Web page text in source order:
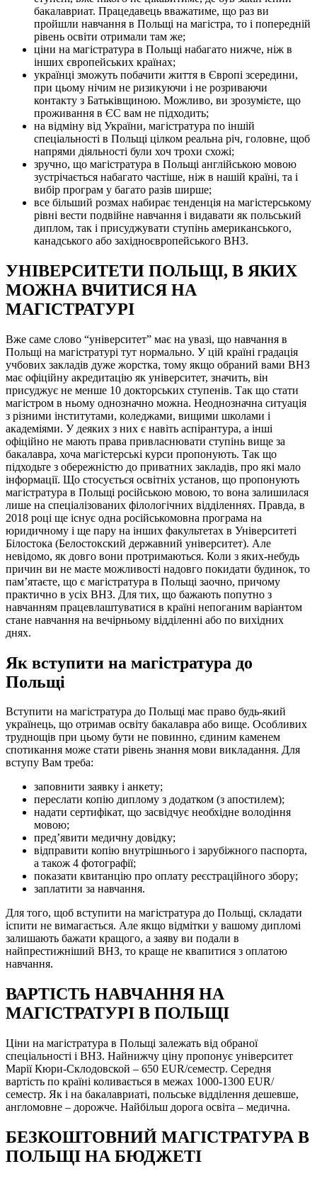
бакалавриат. Працедавець вважатиме, що раз ви
пройшли навчання в Польщі на магістра, то і попередній
рівень освіти отримали там же;
ціни на магістратура в Польщі набагато нижче, ніж в
інших європейських країнах;
українці зможуть побачити життя в Європі зсередини,
при цьому нічим не ризикуючи і не розриваючи
контакту з Батьківщиною. Можливо, ви зрозумієте, що
проживання в ЄС вам не підходить;
на відміну від України, магістратура по іншій
спеціальності в Польщі цілком реальна річ, головне, щоб
напрями діяльності були хоч трохи схожі;
зручно, що магістратура в Польщі англійською мовою
зустрічається набагато частіше, ніж в нашій країні, та і
вибір програм у багато разів ширше;
все більший розмах набирає тенденція на магістерському
рівні вести подвійне навчання і видавати як польський
диплом, так і присуджувати ступінь американського,
канадського або західноєвропейського ВНЗ.
УНІВЕРСИТЕТИ ПОЛЬЩІ, В ЯКИХ
МОЖНА ВЧИТИСЯ НА
МАГІСТРАТУРІ
Вже саме слово “університет” має на увазі, що навчання в
Польщі на магістратурі тут нормально. У цій країні градація
учбових закладів дуже жорстка, тому якщо обраний вами ВНЗ
має офіційну акредитацію як університет, значить, він
присуджує не менше 10 докторських ступенів. Так що стати
магістром в ньому однозначно можна. Неоднозначна ситуація
з різними інститутами, коледжами, вищими школами і
академіями. У деяких з них є навіть аспірантура, а інші
офіційно не мають права привласнювати ступінь вище за
бакалавра, хоча магістерські курси пропонують. Так що
підходьте з обережністю до приватних закладів, про які мало
інформації. Що стосується освітніх установ, що пропонують
магістратура в Польщі російською мовою, то вона залишилася
лише на спеціалізованих філологічних відділеннях. Правда, в
2018 році ще існує одна російськомовна програма на
юридичному і ще пару на інших факультетах в Університеті
Білостока (Белостокский державний університет). Але
невідомо, як довго вони протримаються. Коли з яких-небудь
причин ви не маєте можливості надовго покидати будинок, то
пам’ятаєте, що є магістратура в Польщі заочно, причому
практично в усіх ВНЗ. Для тих, що бажають попутно з
навчанням працевлаштуватися в країні непоганим варіантом
стане навчання на вечірньому відділенні або по вихідних
днях.
Як вступити на магістратура до
Польщі
Вступити на магістратура до Польщі має право будь-який
українець, що отримав освіту бакалавра або вище. Особливих
труднощів при цьому бути не повинно, єдиним каменем
спотикання може стати рівень знання мови викладання. Для
вступу Вам треба:
заповнити заявку і анкету;
переслати копію диплому з додатком (з апостилем);
надати сертифікат, що засвідчує необхідне володіння
мовою;
пред’явити медичну довідку;
відправити копію внутрішнього і зарубіжного паспорта,
а також 4 фотографії;
показати квитанцію про оплату реєстраційного збору;
заплатити за навчання.
Для того, щоб вступити на магістратура до Польщі, складати
іспити не вимагається. Але якщо відмітки у вашому дипломі
залишають бажати кращого, а заяву ви подали в
найпрестижніший ВНЗ, то краще не квапитися з оплатою
навчання.
ВАРТІСТЬ НАВЧАННЯ НА
МАГІСТРАТУРІ В ПОЛЬЩІ
Ціни на магістратура в Польщі залежать від обраної
спеціальності і ВНЗ. Найнижчу ціну пропонує університет
Марії Кюри-Склодовской – 650 EUR/семестр. Середня
вартість по країні коливається в межах 1000-1300 EUR/
семестр. Як і на бакалавриаті, польське відділення дешевше,
англомовне – дорожче. Найбільш дорога освіта – медична.
БЕЗКОШТОВНИЙ МАГІСТРАТУРА В
ПОЛЬЩІ НА БЮДЖЕТІ